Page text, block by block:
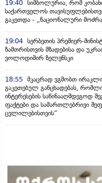
19:40 სიმბოლურია, რომ
საქართველოს
გაკეთდა - „ნაციონალური
19:04 სერბეთის პრემიერ-
ზამთრისთვის მზადებისა და
ვოლოდიმირ ზელენსკი
18:55 მკაცრად ვგმობთ ირაკლი
გაკეთებულ განცხადებას,
ინტერესების საწინააღმდეგოდ
ფაქტები და სამართლებრივი
ცვლილებისთვის“